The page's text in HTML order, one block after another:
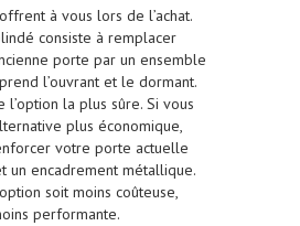
à vous lors de l’achat.
consiste à remplacer
porte par un ensemble
l’ouvrant et le dormant.
l’option la plus sûre. Si vous
plus économique,
votre porte actuelle
un encadrement métallique.
soit moins coûteuse,
performante.